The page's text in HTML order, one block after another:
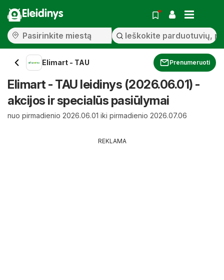
Eleidinys
Elimart - TAU Prenumeruoti
Elimart - TAU leidinys (2026.06.01) -
akcijos ir specialūs pasiūlymai
nuo pirmadienio 2026.06.01 iki pirmadienio 2026.07.06
REKLAMA